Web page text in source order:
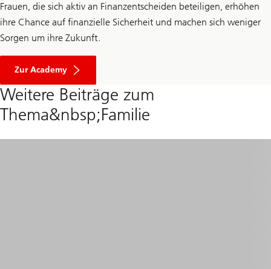
Frauen, die sich aktiv an Finanzentscheiden beteiligen, erhöhen
ihre Chance auf finanzielle Sicherheit und machen sich weniger
Sorgen um ihre Zukunft.
Zur Academy
Weitere Beiträge zum
Thema&nbsp;Familie